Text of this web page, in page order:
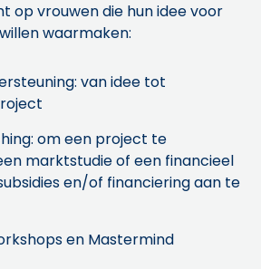
op vrouwen die hun idee voor
waarmaken:
van idee tot
om een project te
marktstudie of een financieel
en/of financiering aan te
en Mastermind